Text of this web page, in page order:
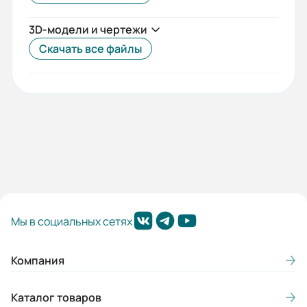
3D-модели и чертежи
Скачать все файлы
Мы в социальных сетях
Компания
Каталог товаров